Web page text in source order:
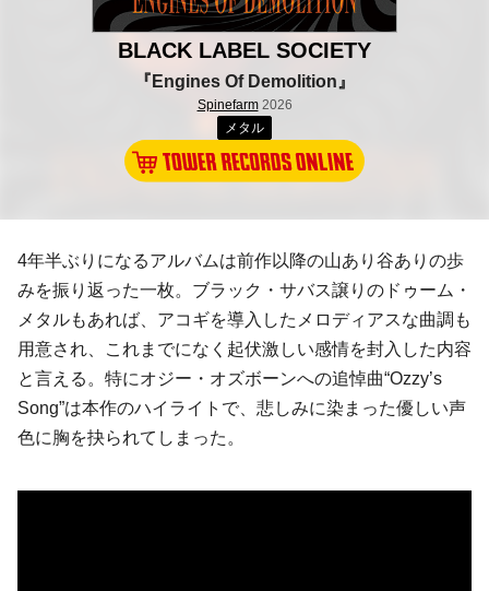
BLACK LABEL SOCIETY
『Engines Of Demolition』
Spinefarm2026
メタル
4年半ぶりになるアルバムは前作以降の山あり谷ありの歩
みを振り返った一枚。ブラック・サバス譲りのドゥーム・
メタルもあれば、アコギを導入したメロディアスな曲調も
用意され、これまでになく起伏激しい感情を封入した内容
と言える。特にオジー・オズボーンへの追悼曲“Ozzy’s
Song”は本作のハイライトで、悲しみに染まった優しい声
色に胸を抉られてしまった。